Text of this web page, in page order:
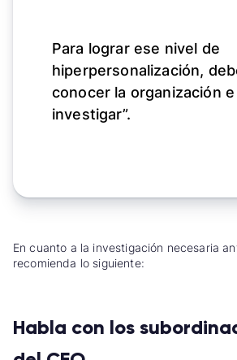
Para lograr ese nivel de
hiperpersonalización,
conocer la organización e
investigar”.
En cuanto a la investigación necesaria
recomienda lo siguiente:
Habla con los